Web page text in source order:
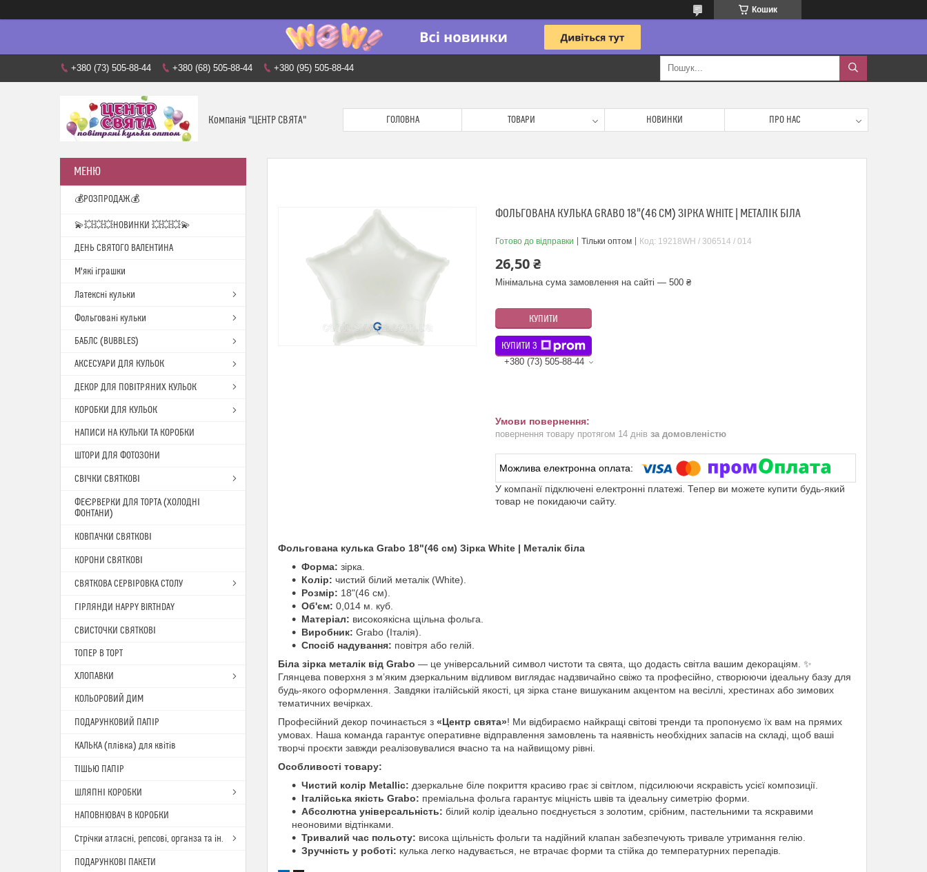
Кошик
+380 (73) 505-88-44 +380 (68) 505-88-44 +380 (95) 505-88-44
Компанія "ЦЕНТР СВЯТА" ГОЛОВНА ТОВАРИ НОВИНКИ ПРО НАС
ФОЛЬГОВАНА КУЛЬКА GRABO 18"(46 СМ) ЗІРКА WHITE | МЕТАЛІК БІЛА
Готово до відправки Тільки оптом Код: 19218WH / 306514 / 014
26,50 ₴
Мінімальна сума замовлення на сайті — 500 ₴
КУПИТИ
КУПИТИ З
+380 (73) 505-88-44
повернення товару протягом 14 днів за домовленістю
У компанії підключені електронні платежі. Тепер ви можете купити будь-який
товар не покидаючи сайту.
Фольгована кулька Grabo 18"(46 см) Зірка White | Металік біла
Форма: зірка.
Колір: чистий білий металік (White).
Розмір: 18"(46 см).
Об'єм: 0,014 м. куб.
Матеріал: високоякісна щільна фольга.
Виробник: Grabo (Італія).
Спосіб надування: повітря або гелій.
Біла зірка металік від Grabo — це універсальний символ чистоти та свята, що додасть світла вашим декораціям. ✨
Глянцева поверхня з м’яким дзеркальним відливом виглядає надзвичайно свіжо та професійно, створюючи ідеальну базу для
будь-якого оформлення. Завдяки італійській якості, ця зірка стане вишуканим акцентом на весіллі, хрестинах або зимових
тематичних вечірках.
Професійний декор починається з «Центр свята»! Ми відбираємо найкращі світові тренди та пропонуємо їх вам на прямих
умовах. Наша команда гарантує оперативне відправлення замовлень та наявність необхідних запасів на складі, щоб ваші
творчі проєкти завжди реалізовувалися вчасно та на найвищому рівні.
Особливості товару:
Чистий колір Metallic: дзеркальне біле покриття красиво грає зі світлом, підсилюючи яскравість усієї композиції.
Італійська якість Grabo: преміальна фольга гарантує міцність швів та ідеальну симетрію форми.
Абсолютна універсальність: білий колір ідеально поєднується з золотим, срібним, пастельними та яскравими
неоновими відтінками.
Тривалий час польоту: висока щільність фольги та надійний клапан забезпечують тривале утримання гелію.
Зручність у роботі: кулька легко надувається, не втрачає форми та стійка до температурних перепадів.
💰РОЗПРОДАЖ💰
💫💥💥💥НОВИНКИ 💥💥💥💫
ДЕНЬ СВЯТОГО ВАЛЕНТИНА
М'які іграшки
Латексні кульки
Фольговані кульки
БАБЛС (BUBBLES)
АКСЕСУАРИ ДЛЯ КУЛЬОК
ДЕКОР ДЛЯ ПОВІТРЯНИХ КУЛЬОК
КОРОБКИ ДЛЯ КУЛЬОК
НАПИСИ НА КУЛЬКИ ТА КОРОБКИ
ШТОРИ ДЛЯ ФОТОЗОНИ
СВІЧКИ СВЯТКОВІ
ФЕЄРВЕРКИ ДЛЯ ТОРТА (ХОЛОДНІ
ФОНТАНИ)
КОВПАЧКИ СВЯТКОВІ
КОРОНИ СВЯТКОВІ
СВЯТКОВА СЕРВІРОВКА СТОЛУ
ГІРЛЯНДИ HAPPY BIRTHDAY
СВИСТОЧКИ СВЯТКОВІ
ТОПЕР В ТОРТ
ХЛОПАВКИ
КОЛЬОРОВИЙ ДИМ
ПОДАРУНКОВИЙ ПАПІР
КАЛЬКА (плівка) для квітів
ТІШЬЮ ПАПІР
ШЛЯПНІ КОРОБКИ
НАПОВНЮВАЧ В КОРОБКИ
Стрічки атласні, репсові, органза та ін.
ПОДАРУНКОВІ ПАКЕТИ